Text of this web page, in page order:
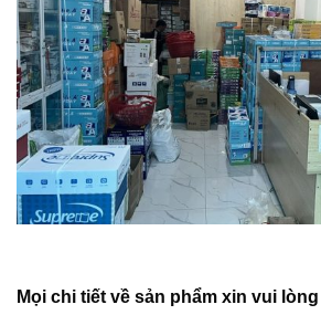
Mọi chi tiết về sản phẩm xin vui